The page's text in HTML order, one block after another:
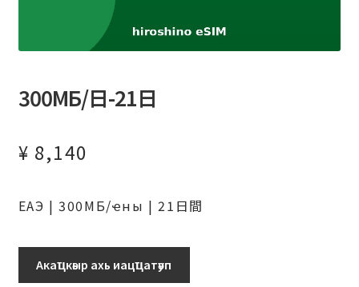
300МБ/日-21日
¥ 8,140
ЕАЭ | 300МБ/ҽны | 21日間
日-21
Акаҵкәыр ахь иацҵатәуп